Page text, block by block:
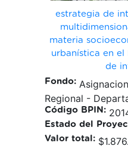
estrategia de
materia
urbanística en el
de
Fondo:
Regional -
Código BPIN:
Estado del
Valor total: